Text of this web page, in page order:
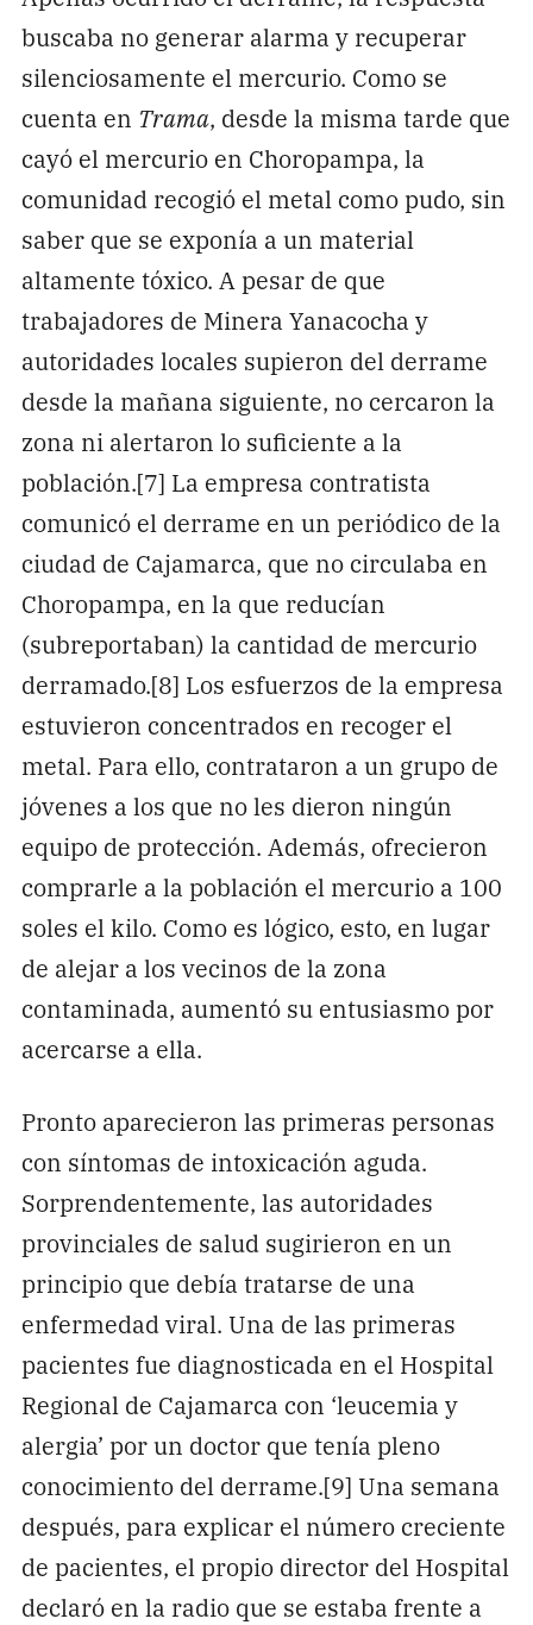
buscaba no generar alarma y recuperar
silenciosamente el mercurio. Como se
cuenta en Trama, desde la misma tarde que
cayó el mercurio en Choropampa, la
comunidad recogió el metal como pudo, sin
saber que se exponía a un material
altamente tóxico. A pesar de que
trabajadores de Minera Yanacocha y
autoridades locales supieron del derrame
desde la mañana siguiente, no cercaron la
zona ni alertaron lo suficiente a la
población.[7] La empresa contratista
comunicó el derrame en un periódico de la
ciudad de Cajamarca, que no circulaba en
Choropampa, en la que reducían
(subreportaban) la cantidad de mercurio
derramado.[8] Los esfuerzos de la empresa
estuvieron concentrados en recoger el
metal. Para ello, contrataron a un grupo de
jóvenes a los que no les dieron ningún
equipo de protección. Además, ofrecieron
comprarle a la población el mercurio a 100
soles el kilo. Como es lógico, esto, en lugar
de alejar a los vecinos de la zona
contaminada, aumentó su entusiasmo por
acercarse a ella.
Pronto aparecieron las primeras personas
con síntomas de intoxicación aguda.
Sorprendentemente, las autoridades
provinciales de salud sugirieron en un
principio que debía tratarse de una
enfermedad viral. Una de las primeras
pacientes fue diagnosticada en el Hospital
Regional de Cajamarca con ‘leucemia y
alergia’ por un doctor que tenía pleno
conocimiento del derrame.[9] Una semana
después, para explicar el número creciente
de pacientes, el propio director del Hospital
declaró en la radio que se estaba frente a